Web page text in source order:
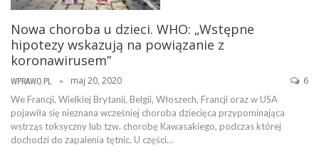
Nowa choroba u dzieci. WHO: „Wstępne
hipotezy wskazują na powiązanie z
koronawirusem”
WPRAWO.PL maj 20, 2020 6
We Francji, Wielkiej Brytanii, Belgii, Włoszech, Francji oraz w USA
pojawiła się nieznana wcześniej choroba dziecięca przypominająca
wstrząs toksyczny lub tzw. chorobę Kawasakiego, podczas której
dochodzi do zapalenia tętnic. U części…